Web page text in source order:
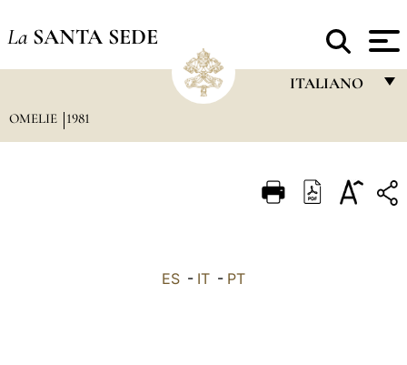
La SANTA SEDE
ITALIANO
ITALIANO
OMELIE 1981
ES - IT - PT